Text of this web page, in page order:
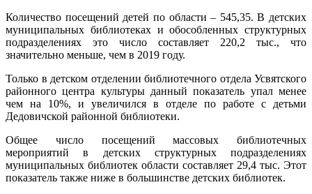
Количество посещений детей по области – 545,35. В детских
муниципальных библиотеках и обособленных структурных
подразделениях это число составляет 220,2 тыс., что
значительно меньше, чем в 2019 году.
Только в детском отделении библиотечного отдела Усвятского
районного центра культуры данный показатель упал менее
чем на 10%, и увеличился в отделе по работе с детьми
Дедовичской районной библиотеки.
Общее число посещений массовых библиотечных
мероприятий в детских структурных подразделениях
муниципальных библиотек области составляет 29,4 тыс. Этот
показатель также ниже в большинстве детских библиотек.